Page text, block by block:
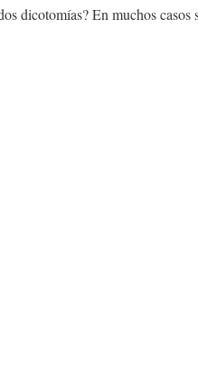
dicotomías? En muchos casos